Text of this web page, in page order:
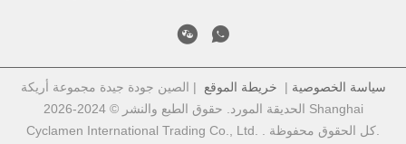
سياسة الخصوصية | خريطة الموقع | الصين جودة جيدة مجموعة أريكة
الحديقة المورد. حقوق الطبع والنشر © 2024-2026 Shanghai